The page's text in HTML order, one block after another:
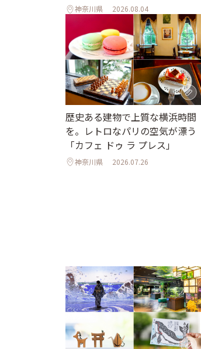
神奈川県 2026.08.04
歴史ある建物で上質な横浜時間
を。レトロなパリの空気が漂う
「カフェ ドゥ ラ プレス」
神奈川県 2026.07.26